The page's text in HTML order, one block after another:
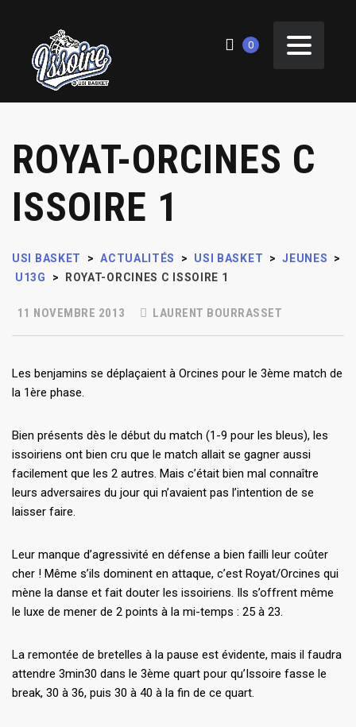
0
ROYAT-ORCINES C
ISSOIRE 1
USI BASKET > ACTUALITÉS > USI BASKET > JEUNES
>
U13G
> ROYAT-ORCINES C ISSOIRE 1
11 NOVEMBRE 2013 LAURENT BOURRASSET
Les benjamins se déplaçaient à Orcines pour le 3ème match de
la 1ère phase.
Bien présents dès le début du match (1-9 pour les bleus), les
issoiriens ont bien cru que le match allait se gagner aussi
facilement que les 2 autres. Mais c’était bien mal connaître
leurs adversaires du jour qui n’avaient pas l’intention de se
laisser faire.
Leur manque d’agressivité en défense a bien failli leur coûter
cher ! Même s’ils dominent en attaque, c’est Royat/Orcines qui
mène la danse et fait douter les issoiriens. Ils s’offrent même
le luxe de mener de 2 points à la mi-temps : 25 à 23.
La remontée de bretelles à la pause est évidente, mais il faudra
attendre 3min30 dans le 3ème quart pour qu’Issoire fasse le
break, 30 à 36, puis 30 à 40 à la fin de ce quart.